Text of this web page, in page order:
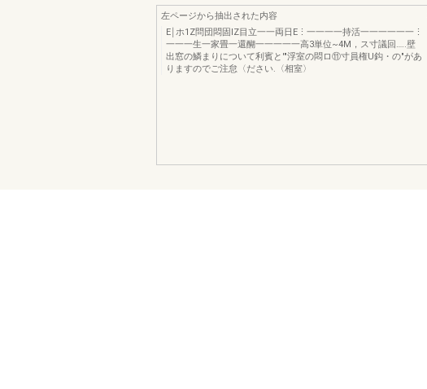
左ページから抽出された内容
E￨ホ1Z問団悶固lZ目立一一両日E⋮一一一一持活一一一一一一⋮
一一一生一家畳一還醐一一一一一高3単位~4M，ス寸議回…..壁
出窓の鱗まりについて利賓と'"浮室の悶ロ⑪寸員権U鈎・の"があ
りますのでご注怠〈ださい.〈相室〉